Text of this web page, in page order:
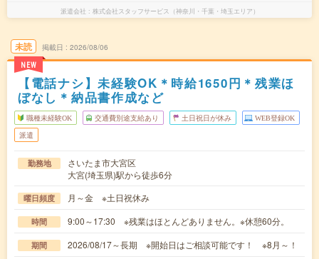
派遣会社 株式会社スタッフサービス（神奈川・千葉・埼玉エリア）
未読
NEW
掲載日 2026/08/06
【電話ナシ】未経験OK＊時給1650円＊残業ほ
ぼなし＊納品書作成など
職種未経験OK 交通費別途支給あり 土日祝日が休み WEB登録OK
派遣
勤務地
さいたま市大宮区
大宮(埼玉県)駅から徒歩6分
曜日頻度 月～金 ※土日祝休み
時間 9:00～17:30 ※残業はほとんどありません。※休憩60分。
期間 2026/08/17～長期 ※開始日はご相談可能です！ ※8月～！